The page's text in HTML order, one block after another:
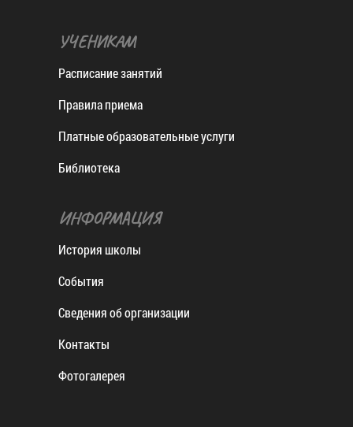
УЧЕНИКАМ
Расписание занятий
Правила приема
Платные образовательные услуги
Библиотека
ИНФОРМАЦИЯ
История школы
События
Сведения об организации
Контакты
Фотогалерея